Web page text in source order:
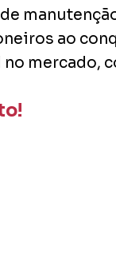
ao
mercado,